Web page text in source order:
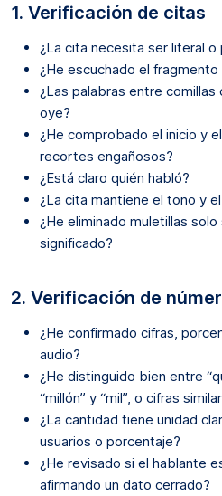
1. Verificación de citas
¿La cita necesita ser literal
¿He escuchado el fragmento
¿Las palabras entre
oye?
¿He comprobado el inicio y
recortes engañosos?
¿Está claro quién habló?
¿La cita mantiene el tono y
¿He eliminado muletillas
significado?
2. Verificación de
¿He confirmado cifras,
audio?
¿He distinguido bien entre
“millón” y “mil”, o cifras
¿La cantidad tiene unidad
usuarios o porcentaje?
¿He revisado si el hablante
afirmando un dato cerrado?